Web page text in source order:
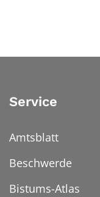
Service
Amtsblatt
Beschwerde
Bistums-Atlas